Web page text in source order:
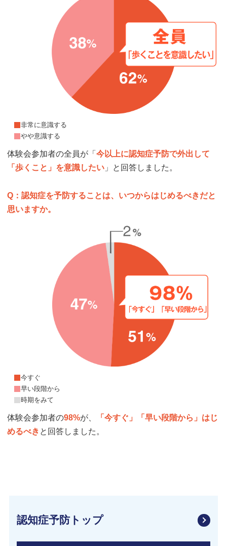
非常に意識する
やや意識する
体験会参加者の全員が「 今以上に認知症予防で外出して
「歩くこと」を意識したい 」と回答しました。
Q：認知症を予防することは、いつからはじめるべきだと
思いますか。
今すぐ
早い段階から
時期をみて
体験会参加者の98%が、
「今すぐ」「早い段階から」はじ
めるべき と回答しました。
認知症予防トップ